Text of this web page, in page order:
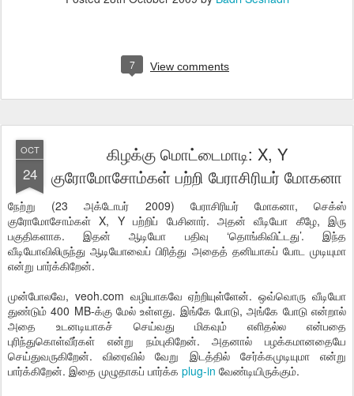
7 View comments
OCT
24
கிழக்கு மொட்டைமாடி: X, Y
குரோமோசோம்கள் பற்றி பேராசிரியர் மோகனா
நேற்று (23 அக்டோபர் 2009) பேராசிரியர் மோகனா, செக்ஸ்
குரோமோசோம்கள் X, Y பற்றிப் பேசினார். அதன் வீடியோ கீழே, இரு
பகுதிகளாக. இதன் ஆடியோ பதிவு ‘தொங்கிவிட்டது’. இந்த
வீடியோவிலிருந்து ஆடியோவைப் பிரித்து அதைத் தனியாகப் போட முடியுமா
என்று பார்க்கிறேன்.
முன்போலவே, veoh.com வழியாகவே ஏற்றியுள்ளேன். ஒவ்வொரு வீடியோ
துண்டும் 400 MB-க்கு மேல் உள்ளது. இங்கே போடு, அங்கே போடு என்றால்
அதை உடனடியாகச் செய்வது மிகவும் எளிதல்ல என்பதை
புரிந்துகொள்வீர்கள் என்று நம்புகிறேன். அதனால் பழக்கமானதையே
செய்துவருகிறேன். விரைவில் வேறு இடத்தில் சேர்க்கமுடியுமா என்று
பார்க்கிறேன். இதை முழுதாகப் பார்க்க plug-in வேண்டியிருக்கும்.